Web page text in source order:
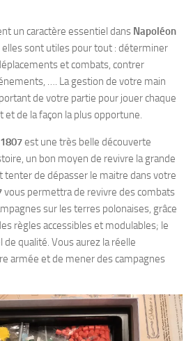
un caractère essentiel dans Napoléon
elles sont utiles pour tout : déterminer
et combats, contrer
…. La gestion de votre main
de votre partie pour jouer chaque
de la façon la plus opportune.
est une très belle découverte
un bon moyen de revivre la grande
tenter de dépasser le maitre dans votre
vous permettra de revivre des combats
sur les terres polonaises, grâce
règles accessibles et modulables; le
qualité. Vous aurez la réelle
armée et de mener des campagnes